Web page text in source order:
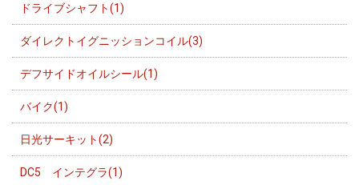
ドライブシャフト(1)
ダイレクトイグニッションコイル(3)
デフサイドオイルシール(1)
バイク(1)
日光サーキット(2)
DC5 インテグラ(1)